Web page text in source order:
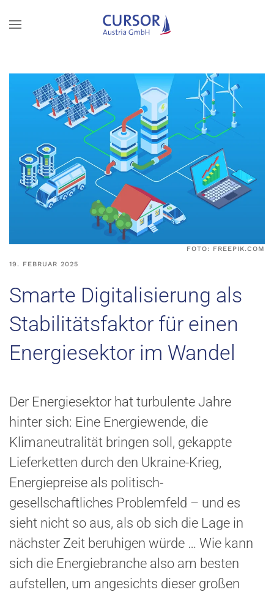
Zum Hauptinhalt springen
FOTO: FREEPIK.COM
19. FEBRUAR 2025
Smarte Digitalisierung als
Stabilitätsfaktor für einen
Energiesektor im Wandel
Der Energiesektor hat turbulente Jahre
hinter sich: Eine Energiewende, die
Klimaneutralität bringen soll, gekappte
Lieferketten durch den Ukraine-Krieg,
Energiepreise als politisch-
gesellschaftliches Problemfeld – und es
sieht nicht so aus, als ob sich die Lage in
nächster Zeit beruhigen würde … Wie kann
sich die Energiebranche also am besten
aufstellen, um angesichts dieser großen